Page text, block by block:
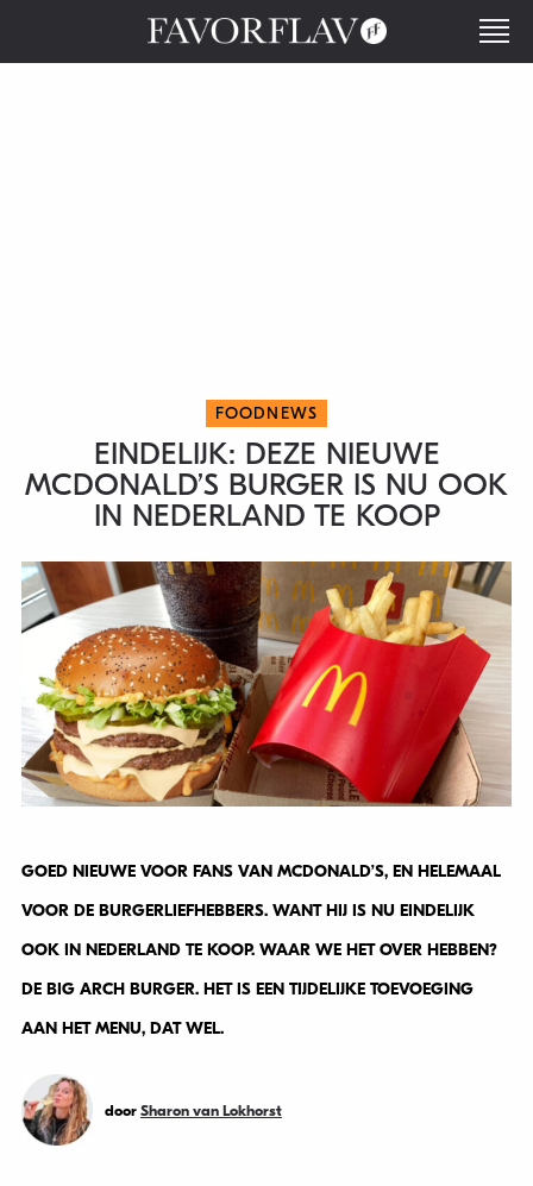
FOODNEWS
EINDELIJK: DEZE NIEUWE
MCDONALD’S BURGER IS NU OOK
IN NEDERLAND TE KOOP
GOED NIEUWE VOOR FANS VAN MCDONALD’S, EN HELEMAAL
VOOR DE BURGERLIEFHEBBERS. WANT HIJ IS NU EINDELIJK
OOK IN NEDERLAND TE KOOP. WAAR WE HET OVER HEBBEN?
DE BIG ARCH BURGER. HET IS EEN TIJDELIJKE TOEVOEGING
AAN HET MENU, DAT WEL.
door Sharon van Lokhorst